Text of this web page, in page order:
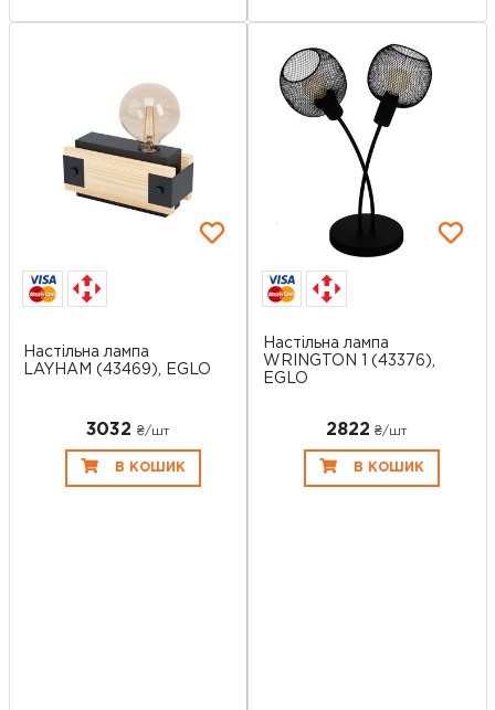
Настільна лампа
LAYHAM (43469), EGLO
3032 ₴/шт
В КОШИК
Настільна лампа
WRINGTON 1 (43376),
EGLO
2822 ₴/шт
В КОШИК